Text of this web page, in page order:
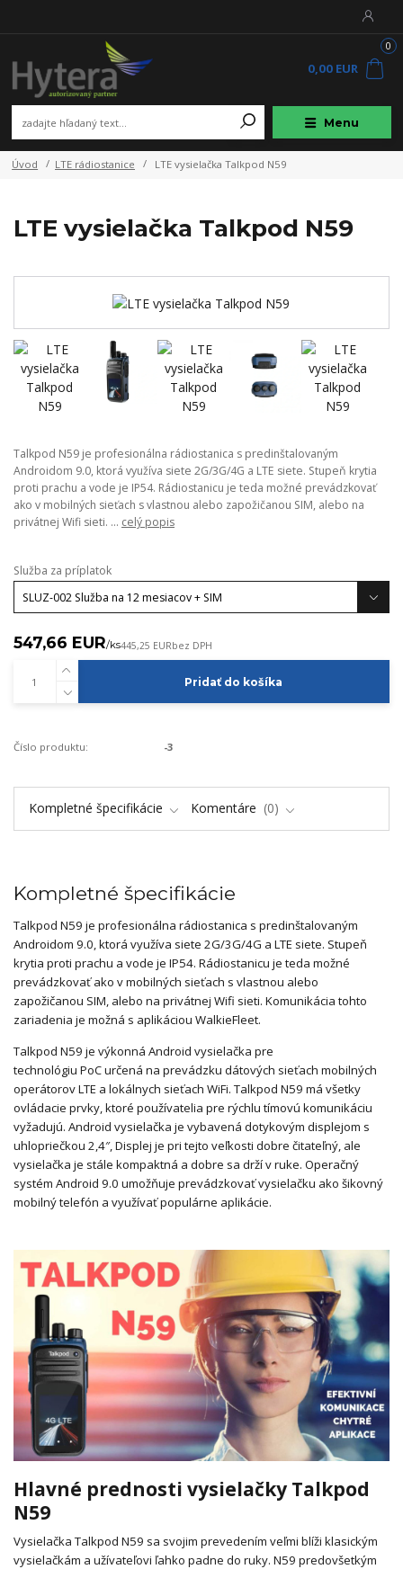
Menu
0
0,00 EUR
Úvod LTE rádiostanice LTE vysielačka Talkpod N59
LTE vysielačka Talkpod N59
Talkpod N59 je profesionálna rádiostanica s predinštalovaným
Androidom 9.0, ktorá využíva siete 2G/3G/4G a LTE siete. Stupeň krytia
proti prachu a vode je IP54. Rádiostanicu je teda možné prevádzkovať
ako v mobilných sieťach s vlastnou alebo zapožičanou SIM, alebo na
privátnej Wifi sieti. ... celý popis
Služba za príplatok
547,66 EUR/ks445,25 EURbez DPH
Pridať do košíka
Číslo produktu: -3
Kompletné špecifikácie Komentáre 0
Kompletné špecifikácie
Talkpod N59 je profesionálna rádiostanica s predinštalovaným
Androidom 9.0, ktorá využíva siete 2G/3G/4G a LTE siete. Stupeň
krytia proti prachu a vode je IP54. Rádiostanicu je teda možné
prevádzkovať ako v mobilných sieťach s vlastnou alebo
zapožičanou SIM, alebo na privátnej Wifi sieti. Komunikácia tohto
zariadenia je možná s aplikáciou WalkieFleet.
Talkpod N59 je výkonná Android vysielačka pre
technológiu PoC určená na prevádzku dátových sieťach mobilných
operátorov LTE a lokálnych sieťach WiFi. Talkpod N59 má všetky
ovládacie prvky, ktoré používatelia pre rýchlu tímovú komunikáciu
vyžadujú. Android vysielačka je vybavená dotykovým displejom s
uhlopriečkou 2,4″, Displej je pri tejto veľkosti dobre čitateľný, ale
vysielačka je stále kompaktná a dobre sa drží v ruke. Operačný
systém Android 9.0 umožňuje prevádzkovať vysielačku ako šikovný
mobilný telefón a využívať populárne aplikácie.
Hlavné prednosti vysielačky Talkpod
N59
Vysielačka Talkpod N59 sa svojim prevedením veľmi blíži klasickým
vysielačkám a užívateľovi ľahko padne do ruky. N59 predovšetkým